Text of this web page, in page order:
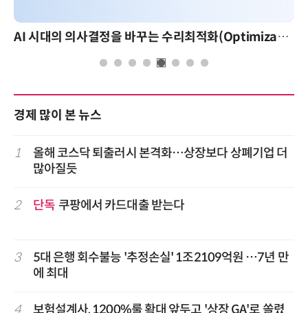
AI 시대의 의사결정을 바꾸는 수리최적화(Optimization): 실제 산업 적용 사례와 활용 전략
경제 많이 본 뉴스
1
올해 코스닥 퇴출러시 본격화…상장보다 상폐기업 더
많아질듯
2 단독 쿠팡에서 카드대출 받는다
3
5대 은행 회수불능 '추정손실' 1조2109억원 …7년 만
에 최대
4
보험설계사, 1200%룰 확대 앞두고 '상장 GA'로 쏠렸